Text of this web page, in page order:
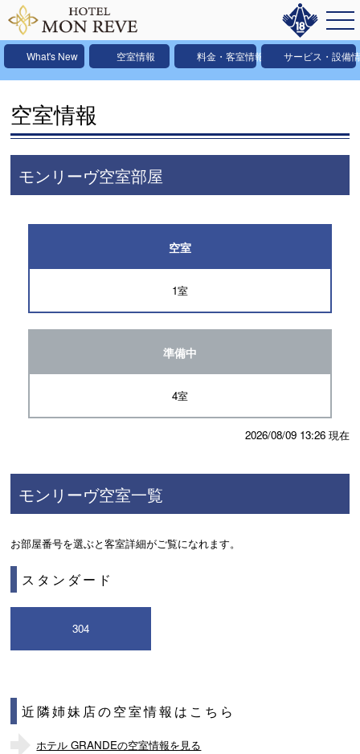
What's New 空室情報 料金・客室情報 サービス・設備
空室情報
モンリーヴ空室部屋
空室
1室
準備中
4室
2026/08/09 13:26 現在
モンリーヴ空室一覧
お部屋番号を選ぶと客室詳細がご覧になれます。
スタンダード
304
近隣姉妹店の空室情報はこちら
ホテル GRANDEの空室情報を見る